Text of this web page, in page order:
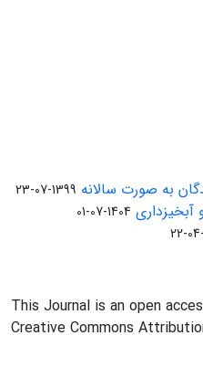
به صورت سالانه 1399-07-23
1404-07-01
This Journal is an open
Creative Commons